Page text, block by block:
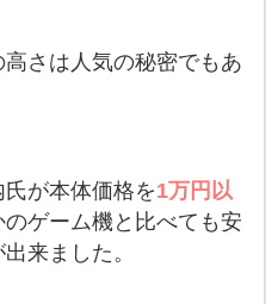
さは人気の秘密でもあ
が本体価格を1万円以
ゲーム機と比べても安
来ました。